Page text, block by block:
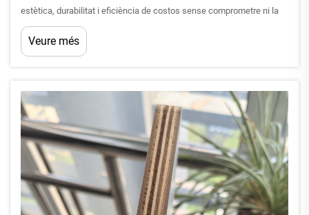
estètica, durabilitat i eficiència de costos sense comprometre ni la
precisió ni la treballabilitat. Entre les moltes opcions de fusta
enginyada disponibles avui dia per als fabricants i dissenyadors, el
Veure més